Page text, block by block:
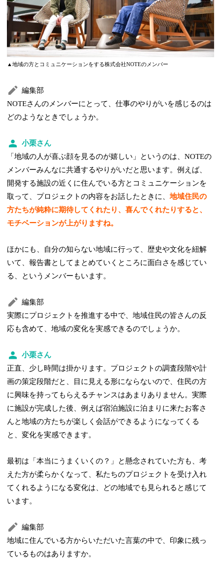
▲地域の方とコミュニケーションをする株式会社NOTEのメンバー
編集部
NOTEさんのメンバーにとって、仕事のやりがいを感じるのは
どのようなときでしょうか。
小栗さん
「地域の人が喜ぶ顔を見るのが嬉しい」というのは、NOTEの
メンバーみんなに共通するやりがいだと思います。例えば、
開発する施設の近くに住んでいる方とコミュニケーションを
取って、プロジェクトの内容をお話したときに、地域住民の
方たちが純粋に期待してくれたり、喜んでくれたりすると、
モチベーションが上がりますね。
ほかにも、自分の知らない地域に行って、歴史や文化を紐解
いて、報告書としてまとめていくところに面白さを感じてい
る、というメンバーもいます。
編集部
実際にプロジェクトを推進する中で、地域住民の皆さんの反
応も含めて、地域の変化を実感できるのでしょうか。
小栗さん
正直、少し時間は掛かります。プロジェクトの調査段階や計
画の策定段階だと、目に見える形にならないので、住民の方
に興味を持ってもらえるチャンスはあまりありません。実際
に施設が完成した後、例えば宿泊施設に泊まりに来たお客さ
んと地域の方たちが楽しく会話ができるようになってくる
と、変化を実感できます。
最初は「本当にうまくいくの？」と懸念されていた方も、考
えた方が柔らかくなって、私たちのプロジェクトを受け入れ
てくれるようになる変化は、どの地域でも見られると感じて
います。
編集部
地域に住んでいる方からいただいた言葉の中で、印象に残っ
ているものはありますか。